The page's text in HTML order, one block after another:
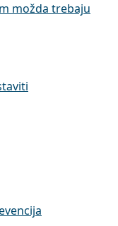
možda trebaju